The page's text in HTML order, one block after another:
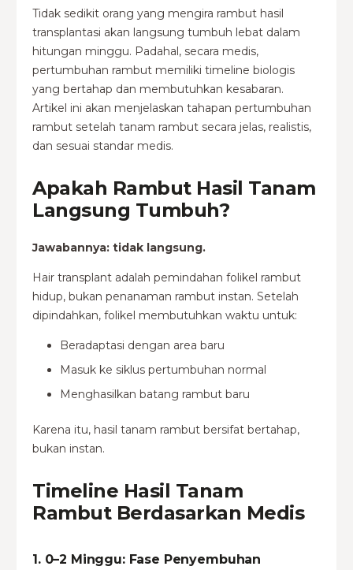
Tidak sedikit orang yang mengira rambut hasil
transplantasi akan langsung tumbuh lebat dalam
hitungan minggu. Padahal, secara medis,
pertumbuhan rambut memiliki timeline biologis
yang bertahap dan membutuhkan kesabaran.
Artikel ini akan menjelaskan tahapan pertumbuhan
rambut setelah tanam rambut secara jelas, realistis,
dan sesuai standar medis.
Apakah Rambut Hasil Tanam
Langsung Tumbuh?
Jawabannya: tidak langsung.
Hair transplant adalah pemindahan folikel rambut
hidup, bukan penanaman rambut instan. Setelah
dipindahkan, folikel membutuhkan waktu untuk:
Beradaptasi dengan area baru
Masuk ke siklus pertumbuhan normal
Menghasilkan batang rambut baru
Karena itu, hasil tanam rambut bersifat bertahap,
bukan instan.
Timeline Hasil Tanam
Rambut Berdasarkan Medis
1. 0–2 Minggu: Fase Penyembuhan